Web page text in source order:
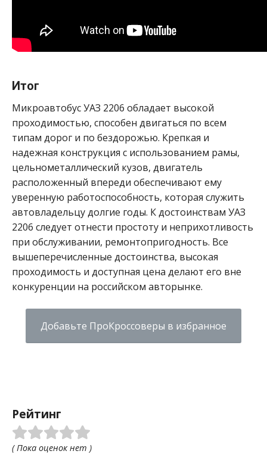
Итог
Микроавтобус УАЗ 2206 обладает высокой
проходимостью, способен двигаться по всем
типам дорог и по бездорожью. Крепкая и
надежная конструкция с использованием рамы,
цельнометаллический кузов, двигатель
расположенный впереди обеспечивают ему
уверенную работоспособность, которая служить
автовладельцу долгие годы. К достоинствам УАЗ
2206 следует отнести простоту и неприхотливость
при обслуживании, ремонтопригодность. Все
вышеперечисленные достоинства, высокая
проходимость и доступная цена делают его вне
конкуренции на российском авторынке.
Добавьте ПроКроссоверы в избранное
Рейтинг
( Пока оценок нет )